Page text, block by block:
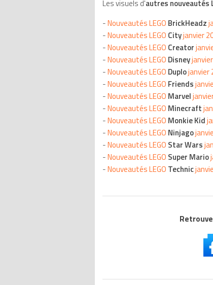
Les visuels d'autres nouveautés
-Nouveautés LEGO BrickHeadz
-Nouveautés LEGO Cityjanvier
-Nouveautés LEGO Creator
-Nouveautés LEGO Disney
-Nouveautés LEGO Duplojanvier
-Nouveautés LEGO Friends
-Nouveautés LEGO Marvel
-Nouveautés LEGO Minecraft
-Nouveautés LEGO Monkie Kid
-Nouveautés LEGO Ninjago
-Nouveautés LEGO Star Wars
-Nouveautés LEGO Super Mario
-Nouveautés LEGO Technic